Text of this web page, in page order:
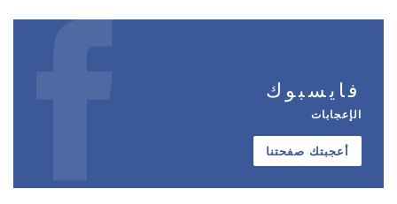
فايسبوك
الإعجابات
أعجبتك صفحتنا